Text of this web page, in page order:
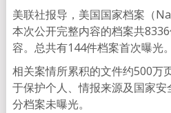
美联社报导，美国国家档案（
本次公开完整内容的档案共
容。总共有144件档案首次曝光。
相关案情所累积的文件约500万
于保护个人、情报来源及国家
分档案未曝光。